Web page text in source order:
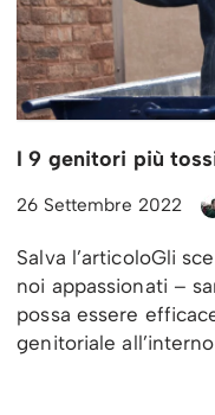
I 9 genitori più
26 Settembre 2022
Salva l’articoloGli
noi appassionati –
possa essere
genitoriale